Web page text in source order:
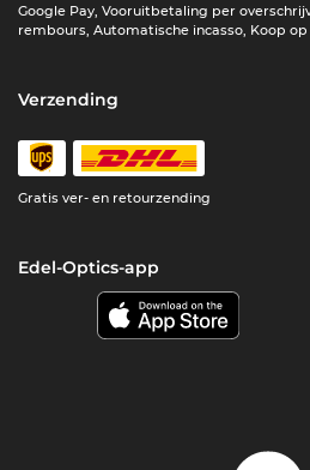
Google Pay, Vooruitbetaling per
rembours, Automatische incasso, Koop
Verzending
Gratis ver- en retourzending
Edel-Optics-app